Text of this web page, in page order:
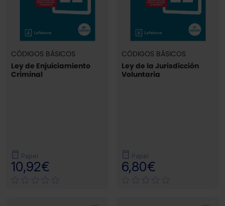
CÓDIGOS BÁSICOS
Ley de Enjuiciamiento
Criminal
Papel
10,92€
CÓDIGOS BÁSICOS
Ley de la Jurisdicción
Voluntaria
Papel
6,80€